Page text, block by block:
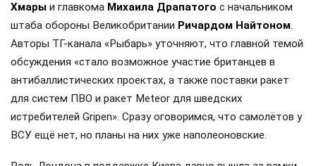
Хмары и главкома Михаила Драпатого с начальником
штаба обороны Великобритании Ричардом Найтоном.
Авторы ТГ-канала «Рыбарь» уточняют, что главной темой
обсуждения «стало возможное участие британцев в
антибаллистических проектах, а также поставки ракет
для систем ПВО и ракет Meteor для шведских
истребителей Gripen». Сразу оговоримся, что самолётов у
ВСУ ещё нет, но планы на них уже наполеоновские.